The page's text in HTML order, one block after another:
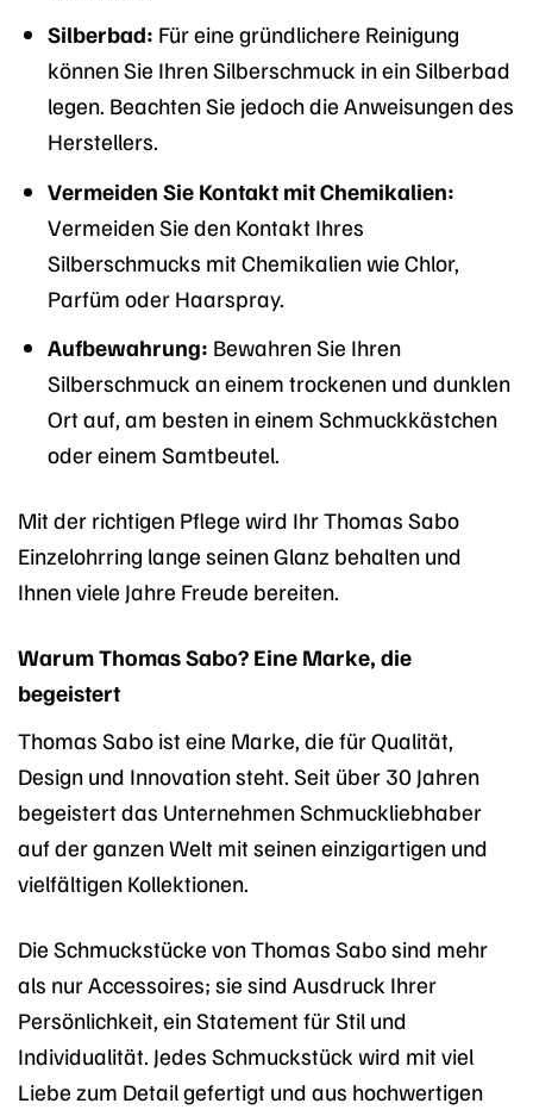
Silberbad: Für eine gründlichere Reinigung
können Sie Ihren Silberschmuck in ein Silberbad
legen. Beachten Sie jedoch die Anweisungen des
Herstellers.
Vermeiden Sie Kontakt mit Chemikalien:
Vermeiden Sie den Kontakt Ihres
Silberschmucks mit Chemikalien wie Chlor,
Parfüm oder Haarspray.
Aufbewahrung: Bewahren Sie Ihren
Silberschmuck an einem trockenen und dunklen
Ort auf, am besten in einem Schmuckkästchen
oder einem Samtbeutel.
Mit der richtigen Pflege wird Ihr Thomas Sabo
Einzelohrring lange seinen Glanz behalten und
Ihnen viele Jahre Freude bereiten.
Warum Thomas Sabo? Eine Marke, die
begeistert
Thomas Sabo ist eine Marke, die für Qualität,
Design und Innovation steht. Seit über 30 Jahren
begeistert das Unternehmen Schmuckliebhaber
auf der ganzen Welt mit seinen einzigartigen und
vielfältigen Kollektionen.
Die Schmuckstücke von Thomas Sabo sind mehr
als nur Accessoires; sie sind Ausdruck Ihrer
Persönlichkeit, ein Statement für Stil und
Individualität. Jedes Schmuckstück wird mit viel
Liebe zum Detail gefertigt und aus hochwertigen